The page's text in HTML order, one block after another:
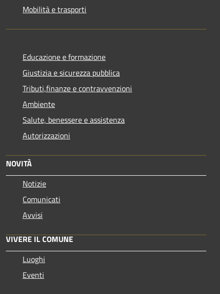
Mobilità e trasporti
Educazione e formazione
Giustizia e sicurezza pubblica
Tributi,finanze e contravvenzioni
Ambiente
Salute, benessere e assistenza
Autorizzazioni
NOVITÀ
Notizie
Comunicati
Avvisi
VIVERE IL COMUNE
Luoghi
Eventi